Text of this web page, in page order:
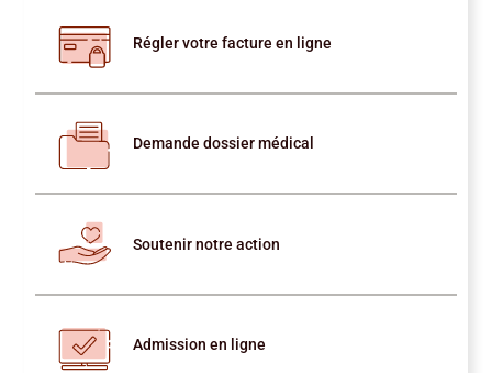
Régler votre facture en ligne
Demande dossier médical
Soutenir notre action
Admission en ligne